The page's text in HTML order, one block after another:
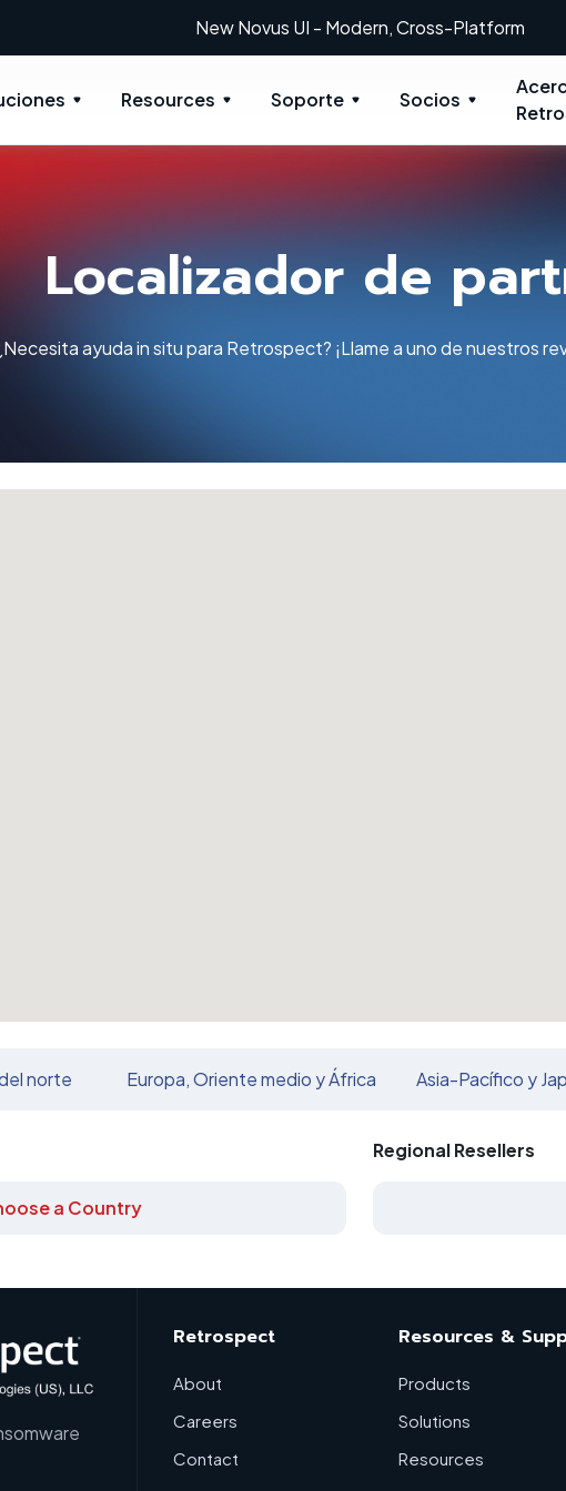
New Novus UI - Modern, Cross-Platform
Resources Soporte Socios
Localizador de
ayuda in situ para Retrospect? ¡Llame a uno de nuestros
norte Europa, Oriente medio y África Asia-Pacífico y
a Country
Regional Resellers
Retrospect
About
Careers
Contact
Resources &
Products
Solutions
Resources